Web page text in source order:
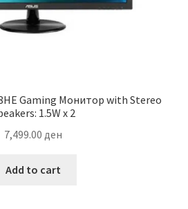
Gaming Монитор with Stereo
1.5W x 2
7,499.00 ден
Add to cart